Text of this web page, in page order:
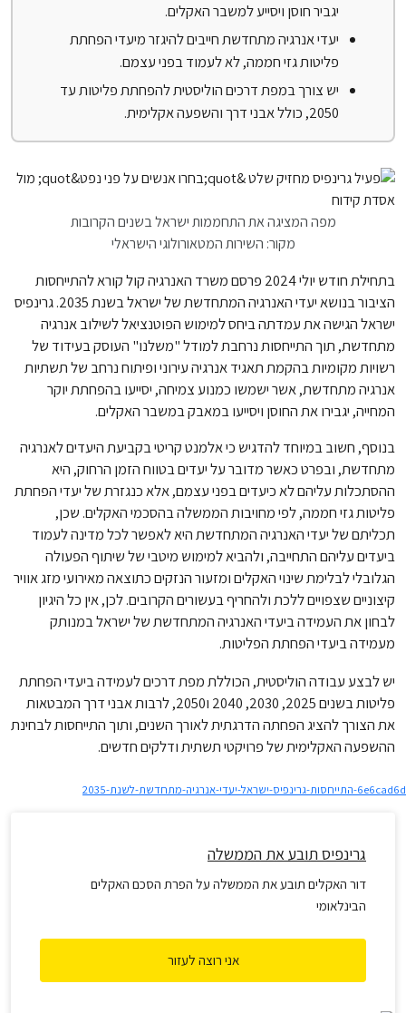
יגביר חוסן ויסייע למשבר האקלים.
יעדי אנרגיה מתחדשת חייבים להיגזר מיעדי הפחתת
פליטות גזי חממה, לא לעמוד בפני עצמם.
יש צורך במפת דרכים הוליסטית להפחתת פליטות עד
2050, כולל אבני דרך והשפעה אקלימית.
מפה המציגה את התחממות ישראל בשנים הקרובות
מקור: השירות המטאורולוגי הישראלי
בתחילת חודש יולי 2024 פרסם משרד האנרגיה קול קורא להתייחסות
הציבור בנושא יעדי האנרגיה המתחדשת של ישראל בשנת 2035. גרינפיס
ישראל הגישה את עמדתה ביחס למימוש הפוטנציאל לשילוב אנרגיה
מתחדשת, תוך התייחסות נרחבת למודל "משלנו" העוסק בעידוד של
רשויות מקומיות בהקמת תאגיד אנרגיה עירוני ופיתוח נרחב של תשתיות
אנרגיה מתחדשת, אשר ישמשו כמנוע צמיחה, יסייעו בהפחתת יוקר
המחייה, יגבירו את החוסן ויסייעו במאבק במשבר האקלים.
בנוסף, חשוב במיוחד להדגיש כי אלמנט קריטי בקביעת היעדים לאנרגיה
מתחדשת, ובפרט כאשר מדובר על יעדים בטווח הזמן הרחוק, היא
ההסתכלות עליהם לא כיעדים בפני עצמם, אלא כנגזרת של יעדי הפחתת
פליטות גזי חממה, לפי מחויבות הממשלה בהסכמי האקלים. שכן,
תכליתם של יעדי האנרגיה המתחדשת היא לאפשר לכל מדינה לעמוד
ביעדים עליהם התחייבה, ולהביא למימוש מיטבי של שיתוף הפעולה
הגלובלי לבלימת שינוי האקלים ומזעור הנזקים כתוצאה מאירועי מזג אוויר
קיצוניים שצפויים ללכת ולהחריף בעשורים הקרובים. לכן, אין כל היגיון
לבחון את העמידה ביעדי האנרגיה המתחדשת של ישראל במנותק
מעמידה ביעדי הפחתת הפליטות.
יש לבצע עבודה הוליסטית, הכוללת מפת דרכים לעמידה ביעדי הפחתת
פליטות בשנים 2025, 2030, 2040 ו2050, לרבות אבני דרך המבטאות
את הצורך להציג הפחתה הדרגתית לאורך השנים, ותוך התייחסות לבחינת
ההשפעה האקלימית של פרויקטי תשתית ודלקים חדשים.
6e6cad6d-התייחסות-גרינפיס-ישראל-יעדי-אנרגיה-מתחדשת-לשנת-2035
גרינפיס תובע את הממשלה
דור האקלים תובע את הממשלה על הפרת הסכם האקלים
הבינלאומי
אני רוצה לעזור